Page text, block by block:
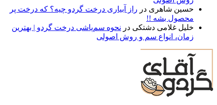
حسین شاهری در راز آبیاری درخت گردو چیه؟ که درخت پر
محصول بشه !!
خلیل غلامی دشتکی در نحوه سم‌پاشی درخت گردو | بهترین
زمان، انواع سم و روش اصولی